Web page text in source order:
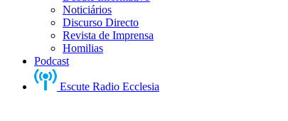
Noticiários
Discurso Directo
Revista de Imprensa
Homilias
Podcast
Escute Radio Ecclesia